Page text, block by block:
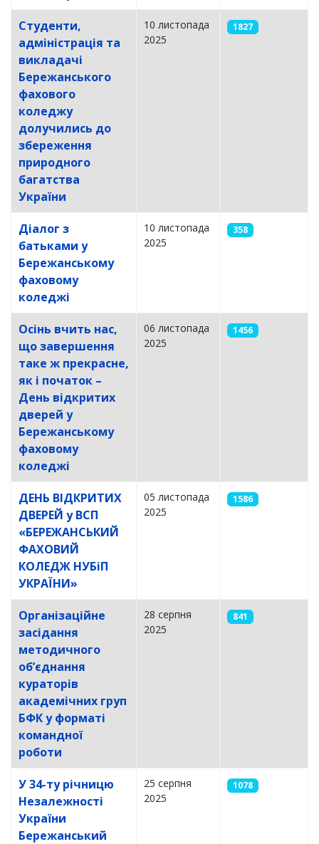
Студенти,
адміністрація та
викладачі
Бережанського
фахового
коледжу
долучились до
збереження
природного
багатства
України
10 листопада
2025
1827
Діалог з
батьками у
Бережанському
фаховому
коледжі
10 листопада
2025
358
Осінь вчить нас,
що завершення
таке ж прекрасне,
як і початок –
День відкритих
дверей у
Бережанському
фаховому
коледжі
06 листопада
2025
1456
ДЕНЬ ВІДКРИТИХ
ДВЕРЕЙ у ВСП
«БЕРЕЖАНСЬКИЙ
ФАХОВИЙ
КОЛЕДЖ НУБіП
УКРАЇНИ»
05 листопада
2025
1586
Організаційне
засідання
методичного
об’єднання
кураторів
академічних груп
БФК у форматі
командної
роботи
28 серпня
2025
841
У 34-ту річницю
Незалежності
України
Бережанський
25 серпня
2025
1078